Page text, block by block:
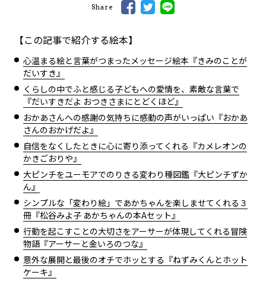
Share
【この記事で紹介する絵本】
心温まる絵と言葉がつまったメッセージ絵本『きみのことが
だいすき』
くらしの中でふと感じる子どもへの愛情を、素敵な言葉で
『だいすきだよ おつきさまにとどくほど』
おかあさんへの感謝の気持ちに感動の声がいっぱい『おかあ
さんのおかげだよ』
自信をなくしたときに心に寄り添ってくれる『カメレオンの
かきごおりや』
大ピンチをユーモアでのりきる変わり種図鑑『大ピンチずか
ん』
シンプルな「変わり絵」であかちゃんを楽しませてくれる３
冊『松谷みよ子 あかちゃんの本Aセット』
行動を起こすことの大切さをアーサーが体現してくれる冒険
物語『アーサーと金いろのつな』
意外な展開と最後のオチでホッとする『ねずみくんとホット
ケーキ』